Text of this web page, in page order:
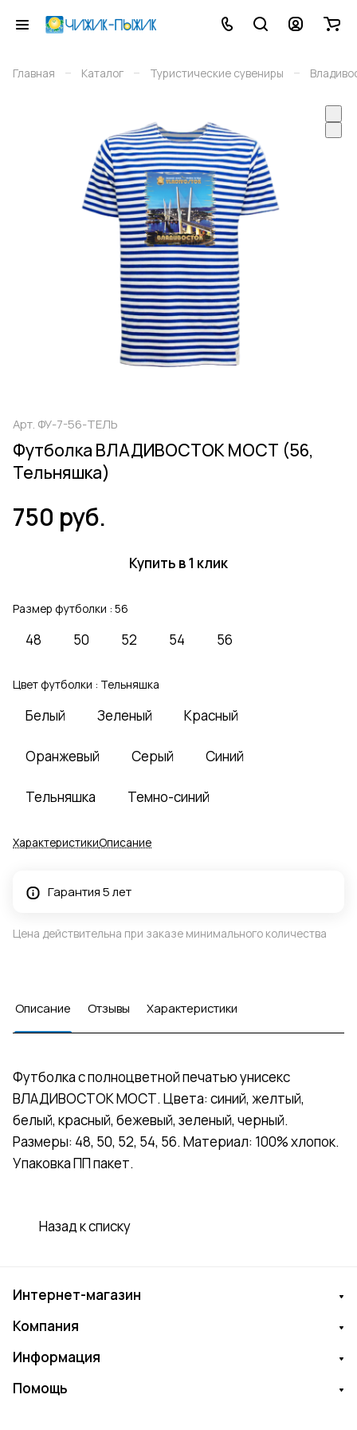
Главная – Каталог – Туристические сувениры –
Арт. ФУ-7-56-ТЕЛЬ
Футболка ВЛАДИВОСТОК МОСТ (56,
Тельняшка)
750 руб.
Купить в 1 клик
Размер футболки : 56
48 50 52 54 56
Цвет футболки : Тельняшка
Белый Зеленый Красный
Оранжевый Серый Синий
Тельняшка Темно-синий
ХарактеристикиОписание
Гарантия 5 лет
Цена действительна при заказе минимального количества
Описание Отзывы Характеристики
Футболка с полноцветной печатью унисекс
ВЛАДИВОСТОК МОСТ. Цвета: синий, желтый,
белый, красный, бежевый, зеленый, черный.
Размеры: 48, 50, 52, 54, 56. Материал: 100% хлопок.
Упаковка ПП пакет.
Назад к списку
Интернет-магазин
Компания
Информация
Помощь